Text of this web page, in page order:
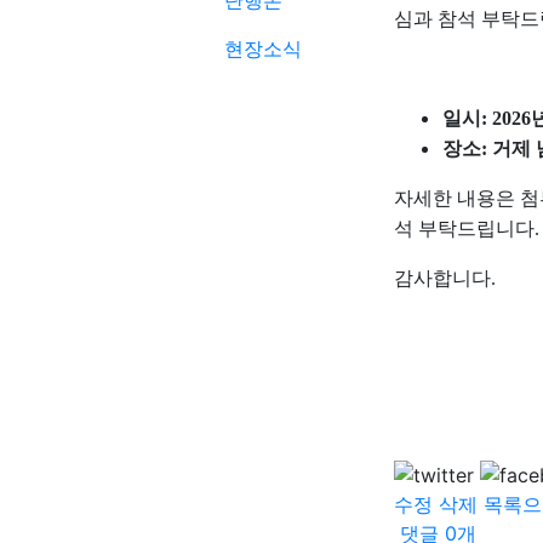
현장소식
심과 참석 부탁
일시: 2026
장소: 거제
자세한 내용은
석 부탁드립니다.
감사합니다.
수정 삭제 목록
댓글 0개